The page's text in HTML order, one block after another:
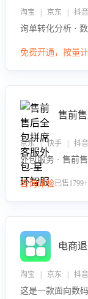
淘宝 | 京东 | 抖
询单转化分析 ·
免费开通，按量
售前
京东 | 快手 | 抖
外包服务 · 售前
咨询体验已售1799+
电商
淘宝 | 京东 | 抖
这是一款面向数